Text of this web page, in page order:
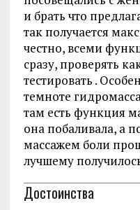
и брать что
так получается
честно, всеми
сразу, проверять
тестировать .
темноте
там есть функция
она побаливала, а
массажем боли
лучшему
Достоинства